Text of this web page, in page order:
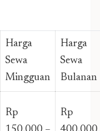
Harga
Sewa
Mingguan
Harga
Sewa
Bulanan
Rp
Rp